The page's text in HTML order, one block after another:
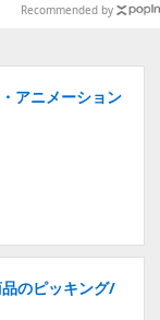
Recommended by
アニメーション
のピッキング/